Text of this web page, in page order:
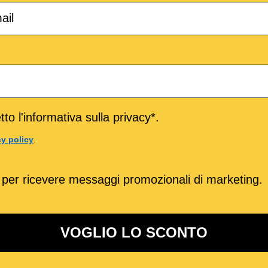
l'informativa sulla privacy*.
policy
ricevere messaggi promozionali di marketing.
VOGLIO LO SCONTO